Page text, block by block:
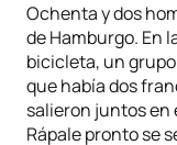
Ochenta y dos
de Hamburgo. En
bicicleta, un
que había dos
salieron juntos en
Rápale pronto se